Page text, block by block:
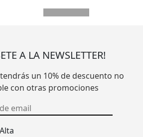
A LA NEWSLETTER!
un 10% de descuento no
con otras promociones